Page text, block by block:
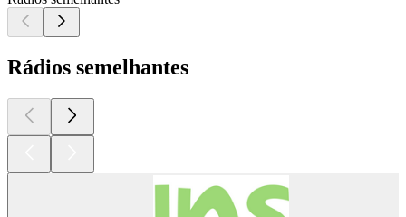
Rádios semelhantes